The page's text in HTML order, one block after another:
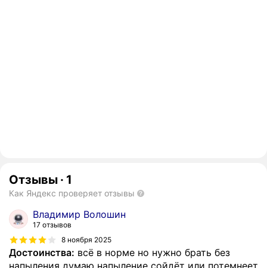
Отзывы · 1
Как Яндекс проверяет отзывы
Владимир Волошин
17 отзывов
8 ноября 2025
Достоинства: всё в норме но нужно брать без